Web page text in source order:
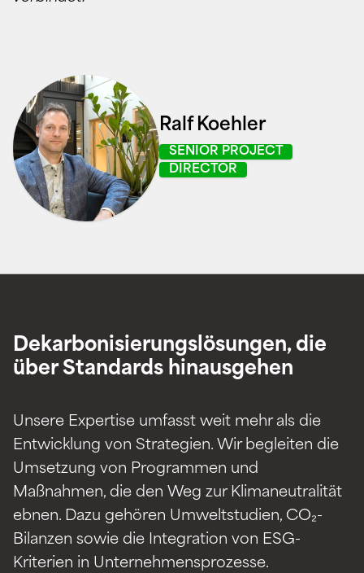
Ralf Koehler
SENIOR PROJECT
DIRECTOR
Dekarbonisierungslösungen, die
über Standards hinausgehen
Unsere Expertise umfasst weit mehr als die
Entwicklung von Strategien. Wir begleiten die
Umsetzung von Programmen und
Maßnahmen, die den Weg zur Klimaneutralität
ebnen. Dazu gehören Umweltstudien, CO₂-
Bilanzen sowie die Integration von ESG-
Kriterien in Unternehmensprozesse.